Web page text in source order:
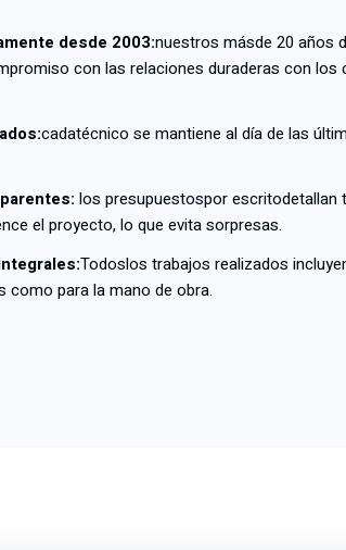
desde 2003:nuestros másde 20 años
con las relaciones duraderas con los
cadatécnico se mantiene al día de las
los presupuestospor escritodetallan
el proyecto, lo que evita sorpresas.
Todoslos trabajos realizados
como para la mano de obra.